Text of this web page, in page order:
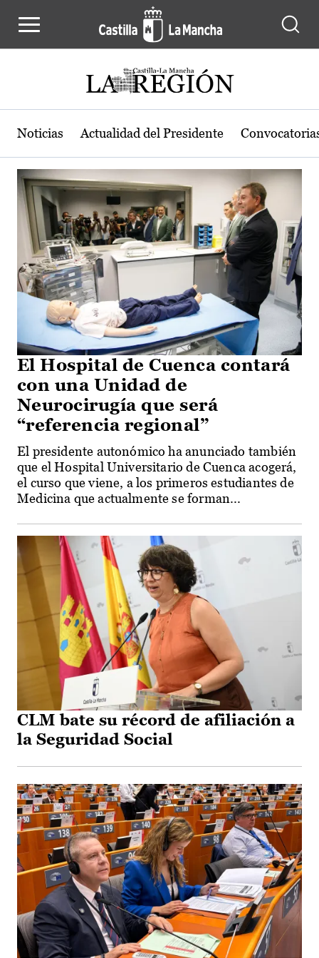
Actualidad de la región de Castilla-
Noticias Actualidad del Presidente
El Hospital de Cuenca contará
con una Unidad de
Neurocirugía que será
“referencia regional”
El presidente autonómico ha anunciado también
que el Hospital Universitario de Cuenca acogerá,
el curso que viene, a los primeros estudiantes de
Medicina que actualmente se forman...
CLM bate su récord de afiliación a
la Seguridad Social